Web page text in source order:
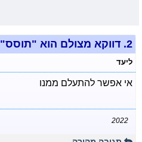
2. דווקא מצולם הוא "תוסס"
ליעד
אי אפשר להתעלם ממנו
2022